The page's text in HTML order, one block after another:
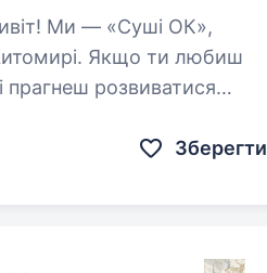
Якщо ти любиш
прагнеш розвиватися
Зберегти